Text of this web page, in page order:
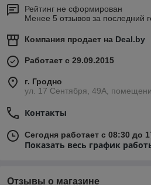
Рейтинг не сформирован
Менее 5 отзывов за последний
Компания продает на Deal.by
Работает с 29.09.2015
г. Гродно
ул. 17 Сентября, 49А,
Контакты
Сегодня работает с 08:30 до
Показать весь график
Отзывы о магазине